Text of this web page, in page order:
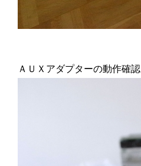
ＡＵＸアダプターの動作確認